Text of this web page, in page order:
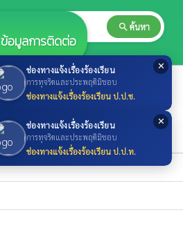
✕
ช่องทางแจ้งเรื่องร้องเรียน
การทุจริตและประพฤติมิชอบ
ช่องทางแจ้งเรื่องร้องเรียน ป.ป.ช.
✕
ช่องทางแจ้งเรื่องร้องเรียน
การทุจริตและประพฤติมิชอบ
ช่องทางแจ้งเรื่องร้องเรียน ป.ป.ท.
ข้อมูลการติดต่อ
search ค้นหา